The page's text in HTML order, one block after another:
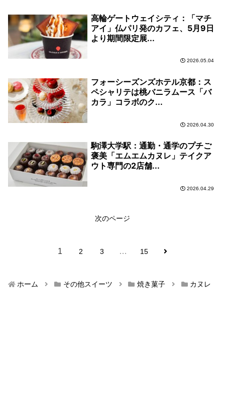
高輪ゲートウェイシティ：「マチ
アイ」仏パリ発のカフェ、5月9日
より期間限定展...
2026.05.04
フォーシーズンズホテル京都：ス
ペシャリテは桃バニラムース「バ
カラ」コラボのク...
2026.04.30
駒澤大学駅：通勤・通学のプチご
褒美「エムエムカヌレ」テイクア
ウト専門の2店舗...
2026.04.29
次のページ
1 2 3 … 15
ホーム その他スイーツ 焼き菓子 カヌレ